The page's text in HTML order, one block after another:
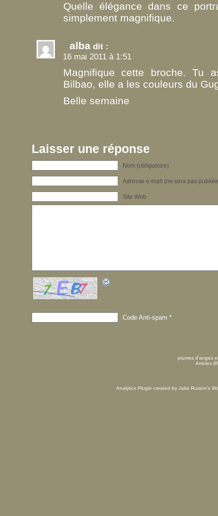
Quelle élégance dans ce
simplement magnifique.
alba dit :
16 mai 2011 à 1:51
Magnifique cette broche. Tu
Bilbao, elle a les couleurs du
Belle semaine
Laisser une réponse
Nom (obligatoire)
Adresse e-mail (ne sera pas
Site Web
Code Anti-spam *
plumes d'anges
Articles
Analytics Plugin created by Jake Ruston's